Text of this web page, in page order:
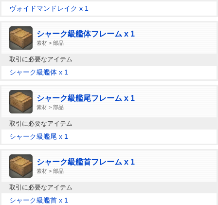
ヴォイドマンドレイク x 1
シャーク級艦体フレーム x 1
素材 > 部品
取引に必要なアイテム
シャーク級艦体 x 1
シャーク級艦尾フレーム x 1
素材 > 部品
取引に必要なアイテム
シャーク級艦尾 x 1
シャーク級艦首フレーム x 1
素材 > 部品
取引に必要なアイテム
シャーク級艦首 x 1